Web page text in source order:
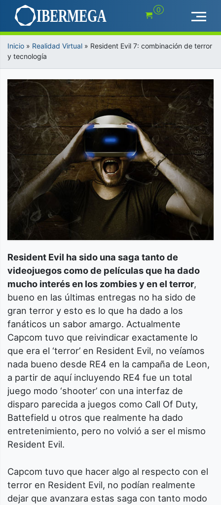
contenido
0
Inicio » Realidad Virtual » Resident Evil 7: combinación de terror
y tecnología
Resident Evil ha sido una saga tanto de
videojuegos como de películas que ha dado
mucho interés en los zombies y en el terror,
bueno en las últimas entregas no ha sido de
gran terror y esto es lo que ha dado a los
fanáticos un sabor amargo. Actualmente
Capcom tuvo que reivindicar exactamente lo
que era el ‘terror’ en Resident Evil, no veíamos
nada bueno desde RE4 en la campaña de Leon,
a partir de aquí incluyendo RE4 fue un total
juego modo ‘shooter’ con una interfaz de
disparo parecida a juegos como Call Of Duty,
Battefield u otros que realmente ha dado
entretenimiento, pero no volvió a ser el mismo
Resident Evil.
Capcom tuvo que hacer algo al respecto con el
terror en Resident Evil, no podían realmente
dejar que avanzara estas saga con tanto modo